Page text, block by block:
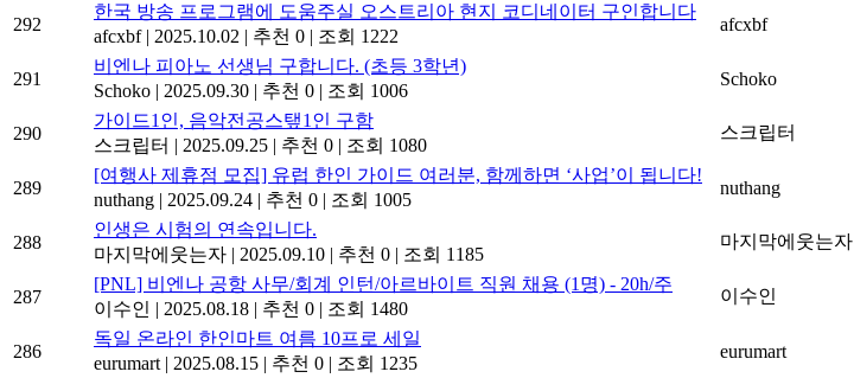
292
한국 방송 프로그램에 도움주실 오스트리아 현지 코디네이터 구인합니다
afcxbf
2025.10.02 추천 0 조회 1222
afcxbf
291
비엔나 피아노 선생님 구합니다. (초등 3학년)
Schoko
2025.09.30 추천 0 조회 1006
Schoko
290
가이드1인, 음악전공스탶1인 구함
스크립터
2025.09.25 추천 0 조회 1080
스크립터
289
[여행사 제휴점 모집] 유럽 한인 가이드 여러분, 함께하면 ‘사업’이 됩니다!
nuthang
2025.09.24 추천 0 조회 1005
nuthang
288
인생은 시험의 연속입니다.
마지막에웃는자
2025.09.10 추천 0 조회 1185
마지막에웃는자
287
[PNL] 비엔나 공항 사무/회계 인턴/아르바이트 직원 채용 (1명) - 20h/주
이수인
2025.08.18 추천 0 조회 1480
이수인
286
독일 온라인 한인마트 여름 10프로 세일
eurumart
2025.08.15 추천 0 조회 1235
eurumart